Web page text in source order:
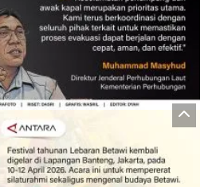
kebakaran KM
2